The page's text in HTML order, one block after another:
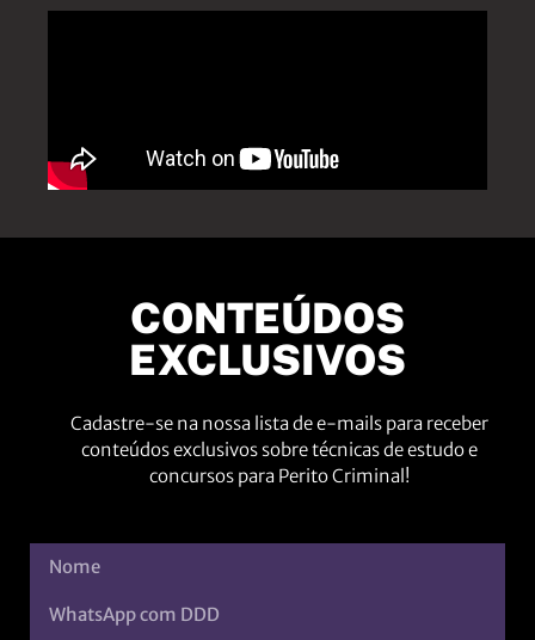
CONTEÚDOS
EXCLUSIVOS
Cadastre-se na nossa lista de e-mails para receber
conteúdos exclusivos sobre técnicas de estudo e
concursos para Perito Criminal!